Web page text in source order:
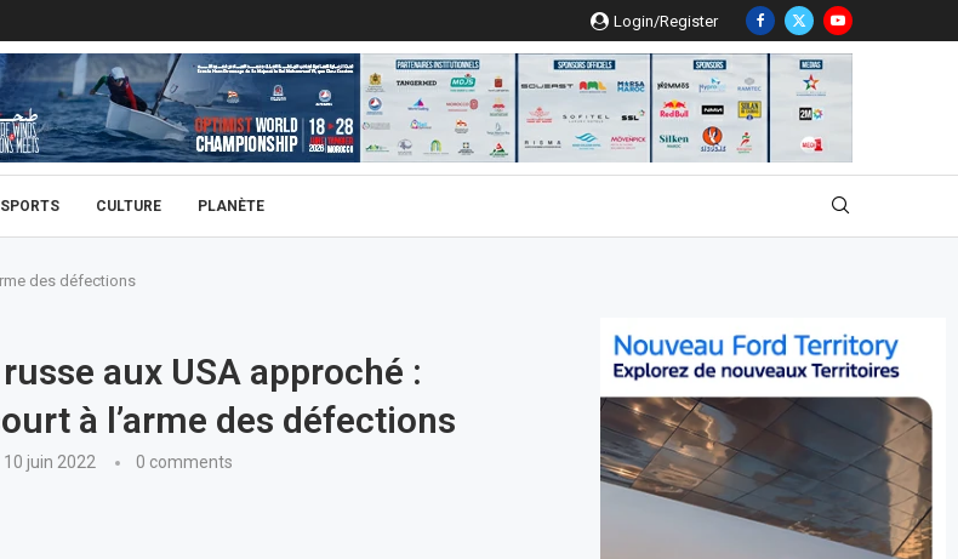
Login/Register
SPORTS CULTURE PLANÈTE
des défections
aux USA approché :
à l’arme des défections
10 juin 2022 0 comments